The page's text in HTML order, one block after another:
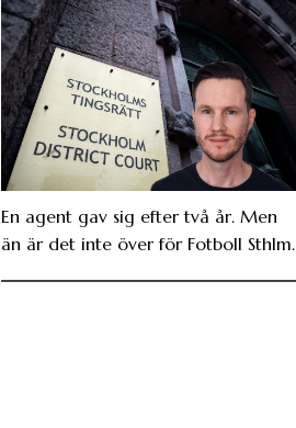
En agent gav sig efter två år. Men
än är det inte över för Fotboll Sthlm.